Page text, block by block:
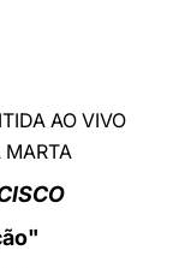
AO VIVO
MARTA